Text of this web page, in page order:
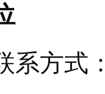
系方式